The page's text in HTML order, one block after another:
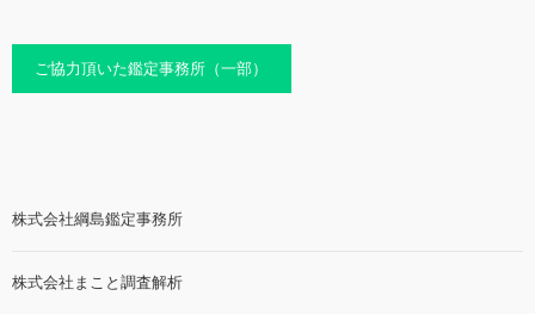
ご協力頂いた鑑定事務所（一部）
株式会社綱島鑑定事務所
株式会社まこと調査解析